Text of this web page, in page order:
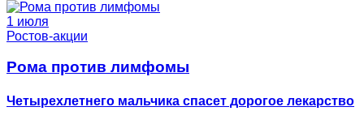
1 июля
Ростов-акции
Рома против лимфомы
Четырехлетнего мальчика спасет дорогое лекарство